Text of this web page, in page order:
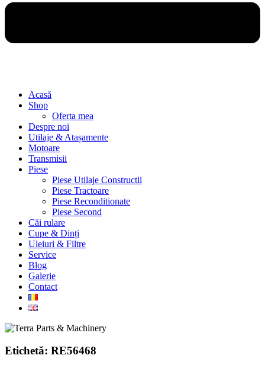
Acasă
Shop
Oferta mea
Despre noi
Utilaje & Atașamente
Motoare
Transmisii
Piese
Piese Utilaje Constructii
Piese Tractoare
Piese Reconditionate
Piese Second
Căi rulare
Cupe & Dinți
Uleiuri & Filtre
Service
Blog
Galerie
Contact
Etichetă: RE56468